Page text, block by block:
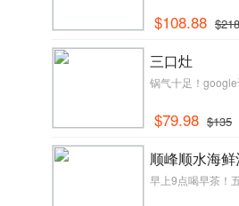
$108.88 $218
三口灶
锅气十足！
$79.98 $135
顺峰顺水海鲜
早上9点喝早茶！